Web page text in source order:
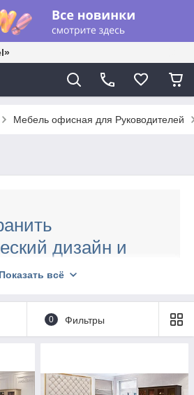
Мебель офисная для Руководителей
дизайн и
вписаться в
для руководителей
можно подметить
Показать всё
0 Фильтры